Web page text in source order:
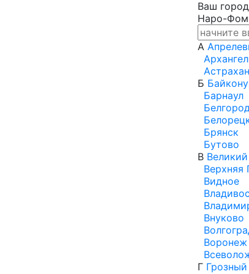
Ваш
Наро-
А
Б
Барнаул
Брянск
Бутово
В
Видное
Внуково
Воронеж
Г Грозный